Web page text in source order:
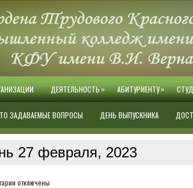
ДЕЯТЕЛЬНОСТЬ» АБИТУРИЕНТУ»
ЗАДАВАЕМЫЕ ВОПРОСЫ ДЕНЬ ВЫПУСКНИКА
27 февраля, 2023
котключены